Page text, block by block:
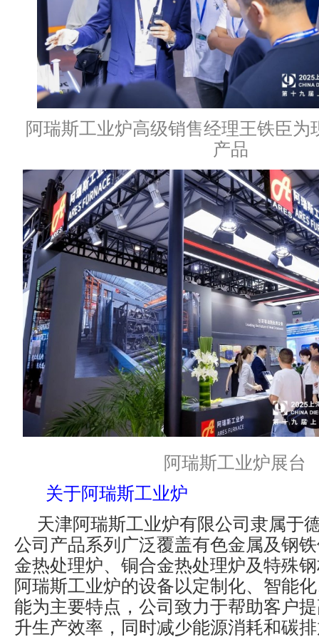
阿瑞斯工业炉高级销售经理王铁臣为
产品
阿瑞斯工业炉展台
关于阿瑞斯工业炉
天津阿瑞斯工业炉有限公司隶属于
公司产品系列广泛覆盖有色金属及钢
金热处理炉、铜合金热处理炉及特殊
阿瑞斯工业炉的设备以定制化、智能
能为主要特点，公司致力于帮助客户
升生产效率，同时减少能源消耗和碳